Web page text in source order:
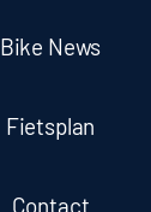
Bike News
Fietsplan
Contact